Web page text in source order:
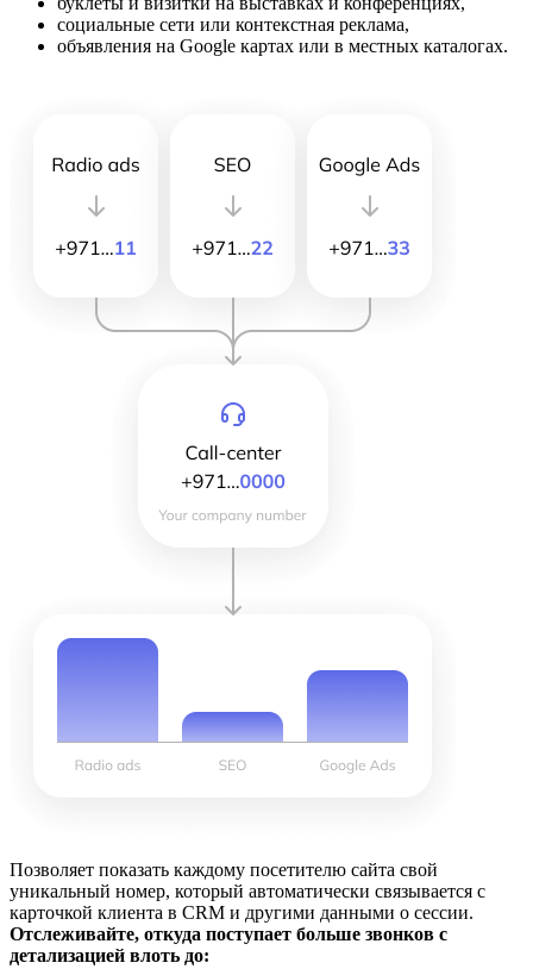
социальные сети или контекстная реклама,
объявления на Google картах или в местных каталогах.
Позволяет показать каждому посетителю сайта свой
уникальный номер, который автоматически связывается с
карточкой клиента в CRM и другими данными о сессии.
Отслеживайте, откуда поступает больше звонков с
детализацией влоть до: